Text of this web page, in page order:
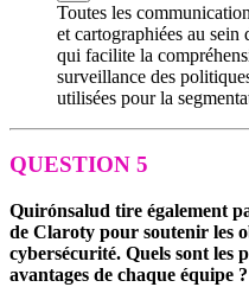
Toutes les
et cartographiées au
qui facilite la
surveillance des
utilisées pour la
QUESTION 5
Quirónsalud tire également
de Claroty pour soutenir les
cybersécurité. Quels sont les
avantages de chaque équipe ?